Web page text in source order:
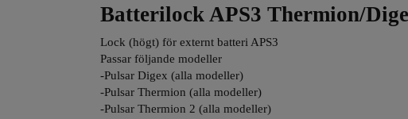
Batterilock APS3 Thermion/
Lock (högt) för externt batteri APS3
Passar följande modeller
-Pulsar Digex (alla modeller)
-Pulsar Thermion (alla modeller)
-Pulsar Thermion 2 (alla modeller)